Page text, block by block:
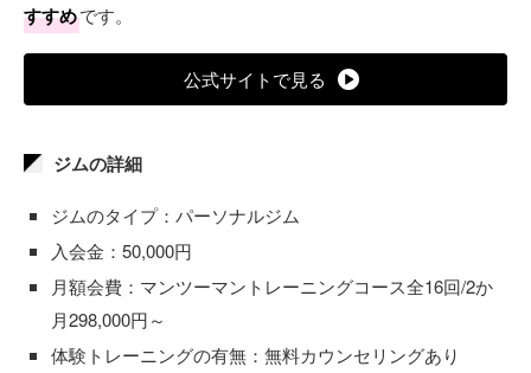
すすめです。
公式サイトで見る
ジムの詳細
ジムのタイプ：パーソナルジム
入会金：50,000円
月額会費：マンツーマントレーニングコース全16回/2か
月298,000円～
体験トレーニングの有無：無料カウンセリングあり